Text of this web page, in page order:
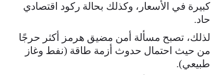
كبيرة في الأسعار، وكذلك بحالة ركود اقتصادي
حاد.
لذلك، تصبح مسألة أمن مضيق هرمز أكثر حرجًا
من حيث احتمال حدوث أزمة طاقة (نفط وغاز
طبيعي).